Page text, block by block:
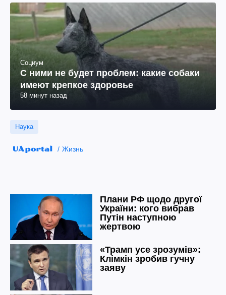
Социум
С ними не будет проблем: какие собаки
имеют крепкое здоровье
58 минут назад
Наука
Жизнь